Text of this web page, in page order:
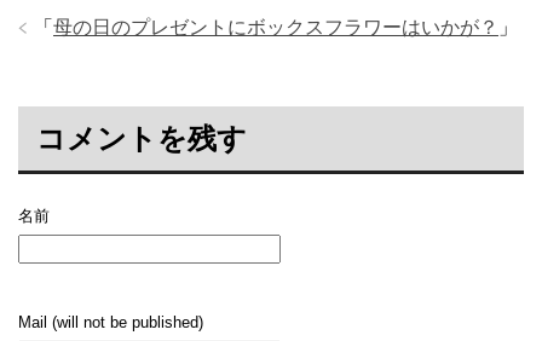
「 母の日のプレゼントにボックスフラワーはいかが？ 」
コメントを残す
名前
Mail (will not be published)